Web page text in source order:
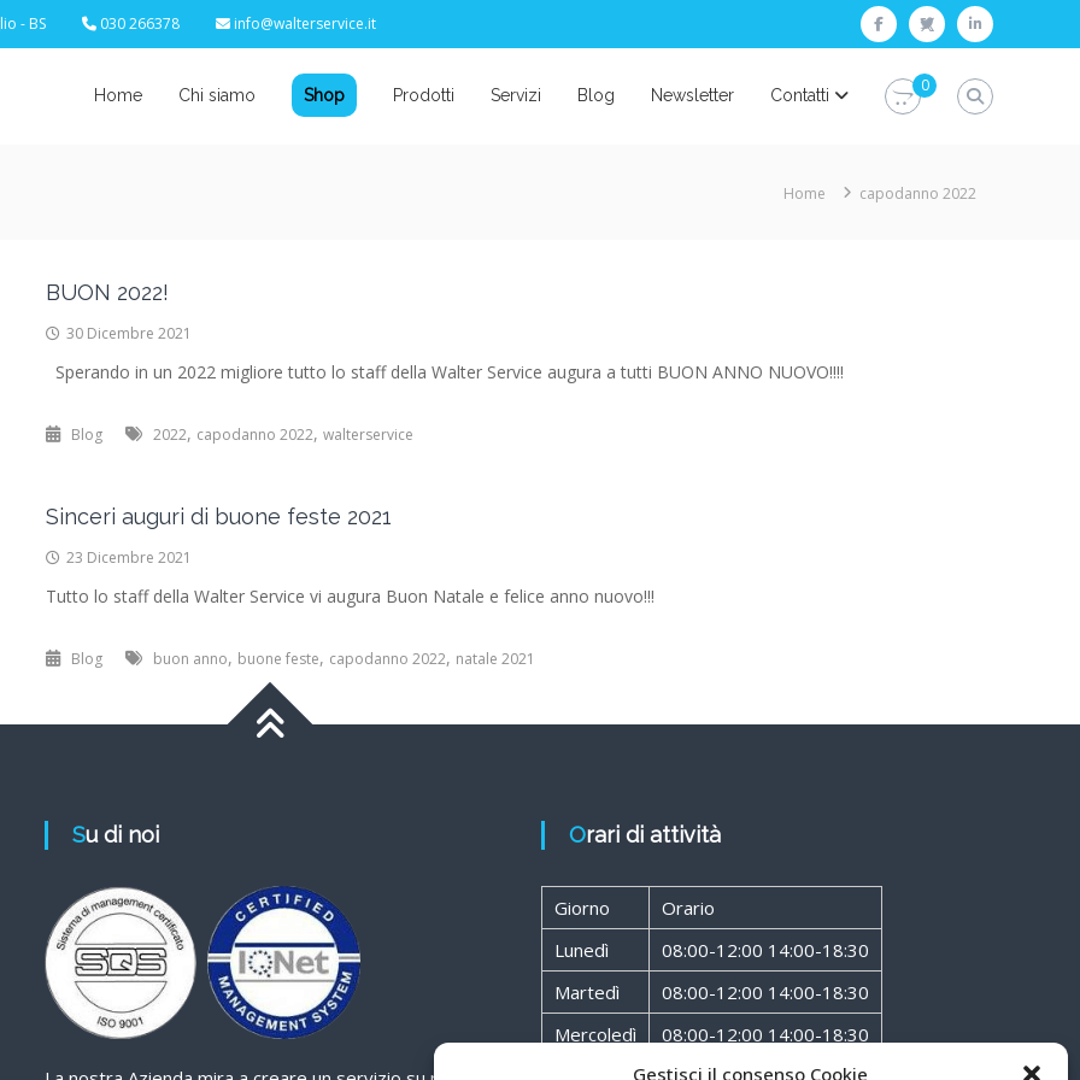
Gestisci il consenso Cookie
- BS 030 266378 info@walterservice.it facebooktwitterlinkedin
Home Chi siamo Shop Prodotti Servizi Blog Newsletter Contatti
0
Home capodanno 2022
BUON 2022!
30 Dicembre 2021
Sperando in un 2022 migliore tutto lo staff della Walter Service augura a tutti BUON ANNO NUOVO!!!!
Blog 2022, capodanno 2022, walterservice
Sinceri auguri di buone feste 2021
23 Dicembre 2021
Tutto lo staff della Walter Service vi augura Buon Natale e felice anno nuovo!!!
Blog buon anno, buone feste, capodanno 2022, natale 2021
Su di noi Orari di attività
Giorno
Orario
Lunedì
08:00-12:00 14:00-18:30
Martedì
08:00-12:00 14:00-18:30
Mercoledì
08:00-12:00 14:00-18:30